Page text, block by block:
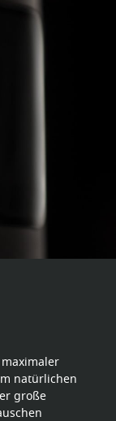
natürlichen
große